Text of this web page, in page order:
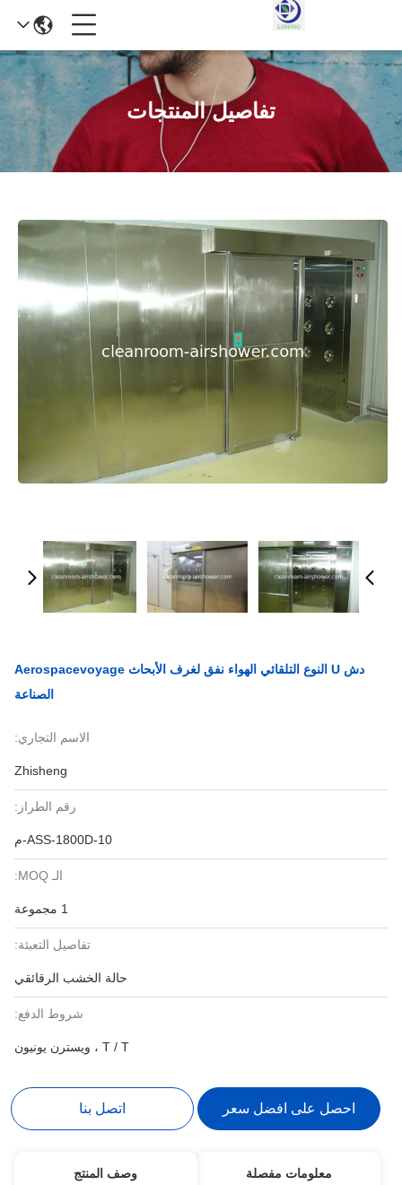
تفاصيل المنتجات
دش U النوع التلقائي الهواء نفق لغرف الأبحاث Aerospacevoyage
الصناعة
الاسم التجاري:
Zhisheng
رقم الطراز:
ASS-1800D-10-م
الـ MOQ:
1 مجموعة
تفاصيل التعبئة:
حالة الخشب الرقائقي
شروط الدفع:
T / T ، ويسترن يونيون
احصل على افضل سعر اتصل بنا
معلومات مفصلة وصف المنتج